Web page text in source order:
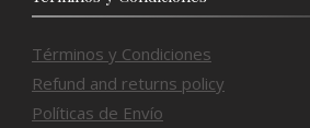
Términos y Condiciones
Refund and returns policy
Políticas de Envío